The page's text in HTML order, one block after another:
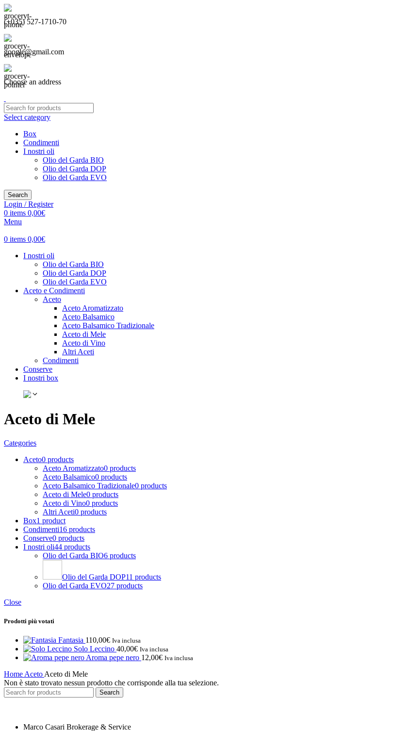
(+035) 527-1710-70
google@gmail.com
Choose an address
Select category
Box
Condimenti
I nostri oli
Olio del Garda BIO
Olio del Garda DOP
Olio del Garda EVO
Search
Login / Register
0 items 0,00€
Menu
0 items 0,00€
I nostri oli
Olio del Garda BIO
Olio del Garda DOP
Olio del Garda EVO
Aceto e Condimenti
Aceto
Aceto Aromatizzato
Aceto Balsamico
Aceto Balsamico Tradizionale
Aceto di Mele
Aceto di Vino
Altri Aceti
Condimenti
Conserve
I nostri box
Aceto di Mele
Categories
Aceto0 products
Aceto Aromatizzato0 products
Aceto Balsamico0 products
Aceto Balsamico Tradizionale0 products
Aceto di Mele0 products
Aceto di Vino0 products
Altri Aceti0 products
Box1 product
Condimenti16 products
Conserve0 products
I nostri oli44 products
Olio del Garda BIO6 products
Olio del Garda DOP11 products
Olio del Garda EVO27 products
Close
Prodotti più votati
Fantasia 110,00€ Iva inclusa
Solo Leccino 40,00€ Iva inclusa
Aroma pepe nero 12,00€ Iva inclusa
Home Aceto Aceto di Mele
Non è stato trovato nessun prodotto che corrisponde alla tua selezione.
Search
Marco Casari Brokerage & Service